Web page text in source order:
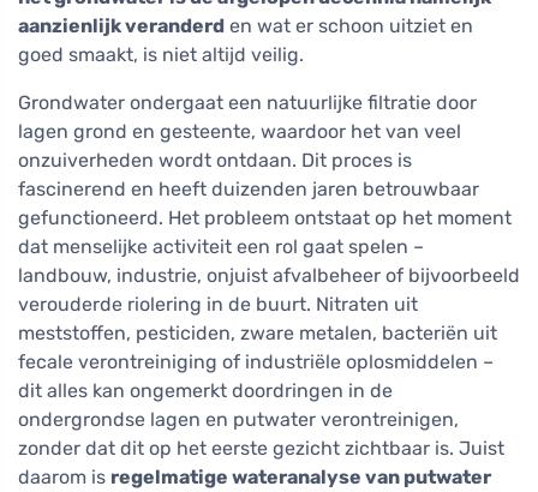
aanzienlijk veranderd en wat er schoon uitziet en
goed smaakt, is niet altijd veilig.
Grondwater ondergaat een natuurlijke filtratie door
lagen grond en gesteente, waardoor het van veel
onzuiverheden wordt ontdaan. Dit proces is
fascinerend en heeft duizenden jaren betrouwbaar
gefunctioneerd. Het probleem ontstaat op het moment
dat menselijke activiteit een rol gaat spelen –
landbouw, industrie, onjuist afvalbeheer of bijvoorbeeld
verouderde riolering in de buurt. Nitraten uit
meststoffen, pesticiden, zware metalen, bacteriën uit
fecale verontreiniging of industriële oplosmiddelen –
dit alles kan ongemerkt doordringen in de
ondergrondse lagen en putwater verontreinigen,
zonder dat dit op het eerste gezicht zichtbaar is. Juist
daarom is regelmatige wateranalyse van putwater